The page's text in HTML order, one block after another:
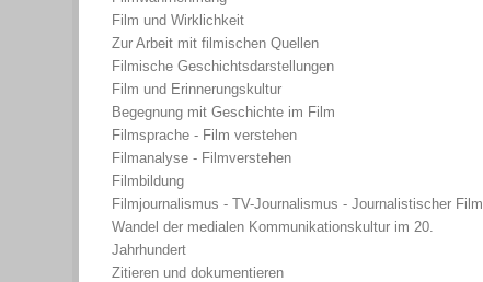
Film und Wirklichkeit
Zur Arbeit mit filmischen Quellen
Filmische Geschichtsdarstellungen
Film und Erinnerungskultur
Begegnung mit Geschichte im Film
Filmsprache - Film verstehen
Filmanalyse - Filmverstehen
Filmbildung
Filmjournalismus - TV-Journalismus - Journalistischer Film
Wandel der medialen Kommunikationskultur im 20.
Jahrhundert
Zitieren und dokumentieren